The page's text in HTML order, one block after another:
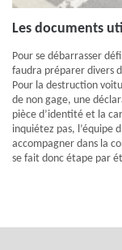
Les documents
Pour se débarrasser
faudra préparer divers
Pour la destruction
de non gage, une
pièce d’identité et la
inquiétez pas, l’équipe
accompagner dans la
se fait donc étape par